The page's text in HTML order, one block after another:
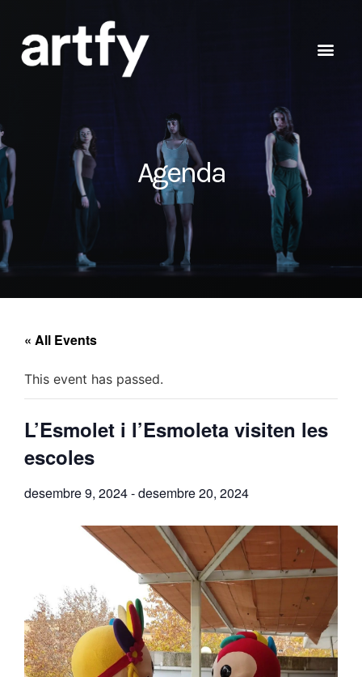
Agenda
« All Events
This event has passed.
L’Esmolet i l’Esmoleta visiten les
escoles
desembre 9, 2024-desembre 20, 2024